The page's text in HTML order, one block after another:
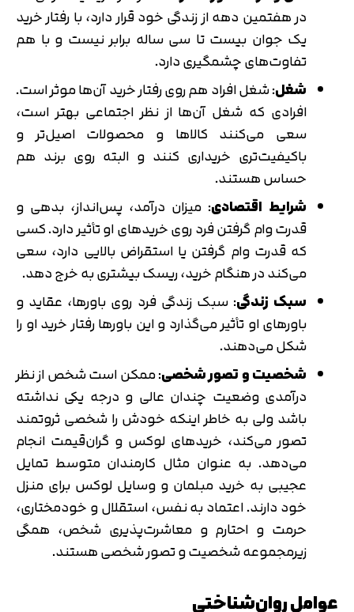
در هفتمین دهه از زندگی خود قرار دارد، با رفتار خرید
یک جوان بیست تا سی ساله برابر نیست و با هم
تفاوت‌های چشمگیری دارد.
شغل: شغل افراد هم روی رفتار خرید آن‌ها موثر است.
افرادی که شغل آن‌ها از نظر اجتماعی بهتر است،
سعی می‌کنند کالاها و محصولات اصیل‌تر و
باکیفیت‌تری خریداری کنند و البته روی برند هم
حساس هستند.
شرایط اقتصادی: میزان درآمد، پس‌انداز، بدهی و
قدرت وام گرفتن فرد روی خریدهای او تأثیر دارد. کسی
که قدرت وام گرفتن یا استقراض بالایی دارد، سعی
می‌کند در هنگام خرید، ریسک بیشتری به خرج دهد.
سبک زندگی: سبک زندگی فرد روی باورها، عقاید و
باورهای او تأثیر می‌گذارد و این باورها رفتار خرید او را
شکل می‌دهند.
شخصیت و تصور شخصی: ممکن است شخص از نظر
درآمدی وضعیت چندان عالی و درجه یکی نداشته
باشد ولی به خاطر اینکه خودش را شخصی ثروتمند
تصور می‌کند، خریدهای لوکس و گران‌قیمت انجام
می‌دهد. به عنوان مثال کارمندان متوسط تمایل
عجیبی به خرید مبلمان و وسایل لوکس برای منزل
خود دارند. اعتماد به نفس، استقلال و خودمختاری،
حرمت و احتارم و معاشرت‌پذیری شخص، همگی
زیرمجموعه شخصیت و تصور شخصی هستند.
عوامل روان‌شناختی